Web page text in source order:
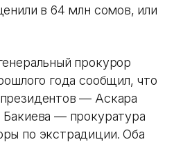
в 64 млн сомов, или
прокурор
года сообщил, что
— Аскара
— прокуратура
по экстрадиции. Оба